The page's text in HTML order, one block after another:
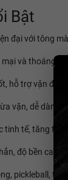
Bật
đại với tông
và thoáng khí.
hỗ trợ vận động
vặn, dễ dàng
tinh tế, tăng tính
độ bền cao.
pickleball,